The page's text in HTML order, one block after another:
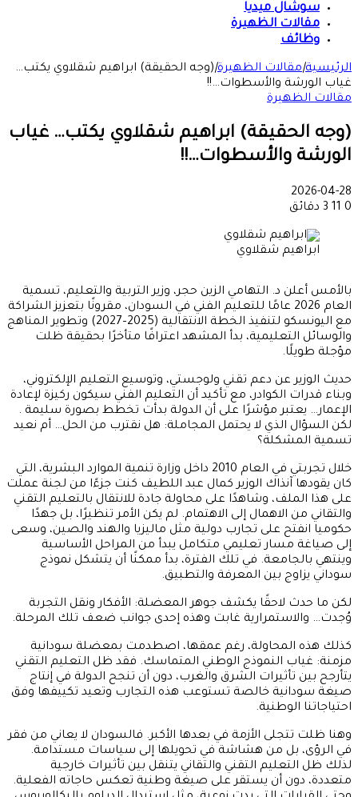
سوشال ميديا
مقالات الظهيرة
وظائف
الرئيسية|مقالات الظهيرة|(وجه الحقيقة) ابراهيم شقلاوي يكتب…
غياب الورشة والأسطوات…!!
مقالات الظهيرة
(وجه الحقيقة) ابراهيم شقلاوي يكتب… غياب
الورشة والأسطوات…!!
2026-04-28
0
3 دقائق
ابراهيم شقلاوي
بالأمس أعلن د. التهامي الزين حجر، وزير التربية والتعليم، تسمية
العام 2026 عامًا للتعليم الفني في السودان، مقرونًا بتعزيز الشراكة
مع اليونسكو لتنفيذ الخطة الانتقالية (2025–2027) وتطوير المناهج
والوسائل التعليمية، بدأ المشهد اعترافًا متأخرًا بحقيقة ظلت
مؤجلة طويلًا.
حديث الوزير عن دعم تقني ولوجستي، وتوسيع التعليم الإلكتروني،
وبناء قدرات الكوادر، مع تأكيد أن التعليم الفني سيكون ركيزة لإعادة
الإعمار… يعتبر مؤشرًا على أن الدولة بدأت تخطط بصورة سليمة .
لكن السؤال الذي لا يحتمل المجاملة: هل نقترب من الحل… أم نعيد
تسمية المشكلة؟
خلال تجربتي في العام 2010 داخل وزارة تنمية الموارد البشرية، التي
كان يقودها آنذاك الوزير كمال عبد اللطيف كنت جزءًا من لجنة عملت
على هذا الملف، وشاهدًا على محاولة جادة للانتقال بالتعليم التقني
والتقاني من الاهمال إلى الاهتمام. لم يكن الأمر تنظيرًا، بل جهدًا
حكوميا انفتح على تجارب دولية مثل ماليزيا والهند والصين، وسعى
إلى صياغة مسار تعليمي متكامل يبدأ من المراحل الأساسية
وينتهي بالجامعة. في تلك الفترة، بدأ ممكنًا أن يتشكل نموذج
سوداني يزاوج بين المعرفة والتطبيق.
لكن ما حدث لاحقًا يكشف جوهر المعضلة: الأفكار ونقل التجربة
وُجدت… والاستمرارية غابت وهذه إحدى جوانب ضعف تلك المرحلة.
كذلك هذه المحاولة، رغم عمقها، اصطدمت بمعضلة سودانية
مزمنة: غياب النموذج الوطني المتماسك. فقد ظل التعليم التقني
يتأرجح بين تأثيرات الشرق والغرب، دون أن تنجح الدولة في إنتاج
صيغة سودانية خالصة تستوعب هذه التجارب وتعيد تكييفها وفق
احتياجاتنا الوطنية.
وهنا ظلت تتجلى الأزمة في بعدها الأكبر. فالسودان لا يعاني من فقر
في الرؤى، بل من هشاشة في تحويلها إلى سياسات مستدامة.
لذلك ظل التعليم التقني والتقاني يتنقل بين تأثيرات خارجية
متعددة، دون أن يستقر على صيغة وطنية تعكس حاجاته الفعلية.